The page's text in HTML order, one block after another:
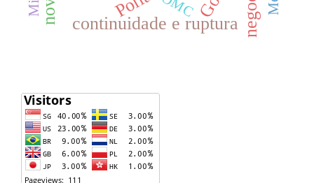
continuidade e ruptura